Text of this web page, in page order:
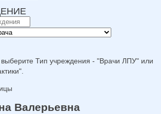
выберите Тип учреждения - "Врачи ЛПУ" или
Валерьевна